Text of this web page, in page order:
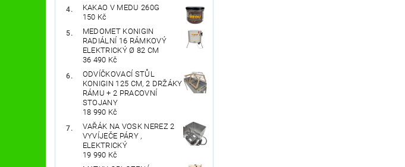
KAKAO V MEDU 260G
150 Kč
MEDOMET KONIGIN
RADIÁLNÍ 16 RÁMKOVÝ
ELEKTRICKÝ Ø 82 CM
36 490 Kč
ODVÍČKOVACÍ STŮL
KONIGIN 125 CM, 2 DRŽÁKY
RÁMU + 2 PRACOVNÍ
STOJANY
18 990 Kč
VAŘÁK NA VOSK NEREZ 2
VYVÍJEČE PÁRY ,
ELEKTRICKÝ
19 990 Kč